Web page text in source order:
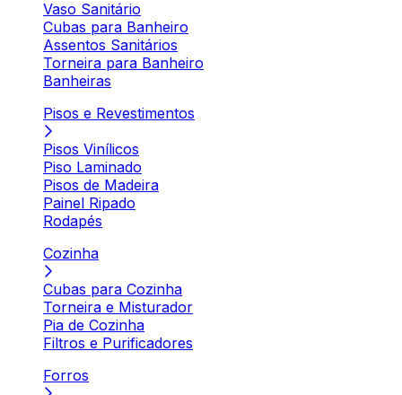
Vaso Sanitário
Cubas para Banheiro
Assentos Sanitários
Torneira para Banheiro
Banheiras
Pisos e Revestimentos
Pisos Vinílicos
Piso Laminado
Pisos de Madeira
Painel Ripado
Rodapés
Cozinha
Cubas para Cozinha
Torneira e Misturador
Pia de Cozinha
Filtros e Purificadores
Forros